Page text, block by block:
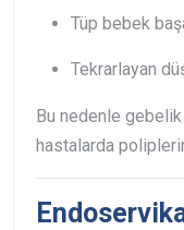
Tüp bebek
Tekrarlayan
Bu nedenle
hastalarda